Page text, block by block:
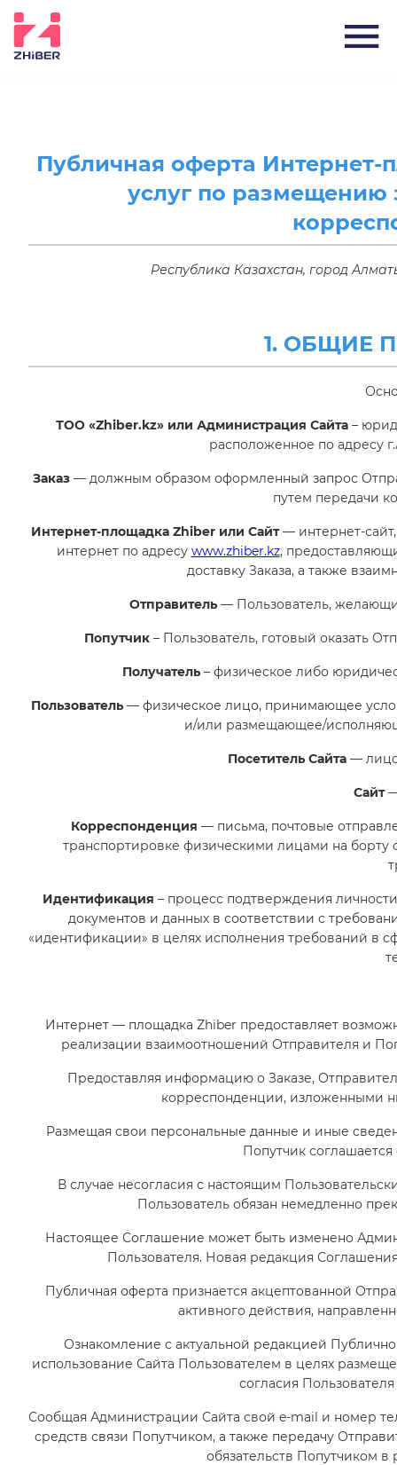
Публичная оферта
услуг по размещению
Республика Казахстан, город
1. ОБЩИЕ
ТОО «Zhiber.kz» или Администрация Сайта–
расположенное по адресу
Заказ— должным образом оформленный запрос
путем передачи
Интернет-площадка Zhiber или Сайт— интернет-
интернет по адресу www.zhiber.kz,
доставку Заказа, а также
Отправитель— Пользователь,
Попутчик – Пользователь, готовый оказать
Получатель– физическое либо
Пользователь— физическое лицо, принимающее
и/или размещающее/
Посетитель Сайта—
Сайт
Корреспонденция — письма, почтовые
транспортировке физическими лицами на борту
Идентификация – процесс подтверждения
документов и данных в соответствии с
«идентификации» в целях исполнения требований в
Интернет — площадка Zhiber предоставляет
реализации взаимоотношений Отправителя и
Предоставляя информацию о Заказе,
корреспонденции, изложенными
Размещая свои персональные данные и иные
Попутчик
В случае несогласия с настоящим
Пользователь обязан немедленно
Настоящее Соглашение может быть изменено
Пользователя. Новая редакция
Публичная оферта признается акцептованной
активного действия,
Ознакомление с актуальной редакцией
использование Сайта Пользователем в целях
согласия
Сообщая Администрации Сайта свой e-mail и номер
средств связи Попутчиком, а также передачу
обязательств Попутчиком